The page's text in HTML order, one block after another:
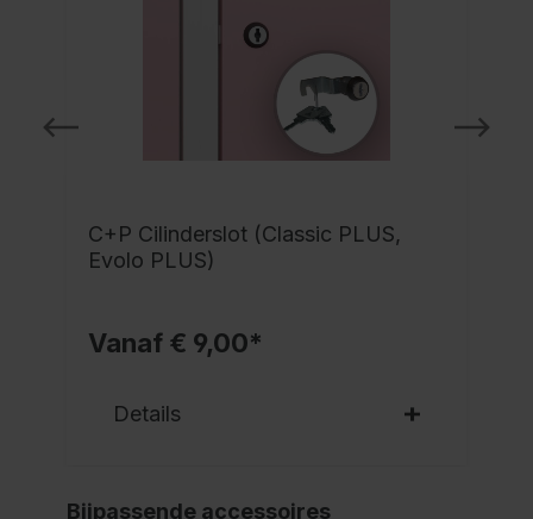
C+P Cilinderslot (Classic PLUS,
Evolo PLUS)
Vanaf € 9,00*
Details
Bijpassende accessoires